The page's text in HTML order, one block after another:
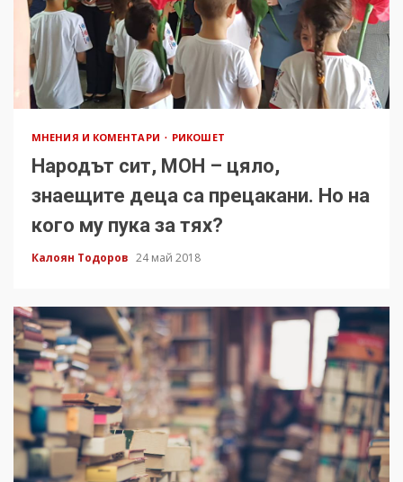
МНЕНИЯ И КОМЕНТАРИ РИКОШЕТ
Народът сит, МОН – цяло,
знаещите деца са прецакани. Но на
кого му пука за тях?
Калоян Тодоров 24 май 2018